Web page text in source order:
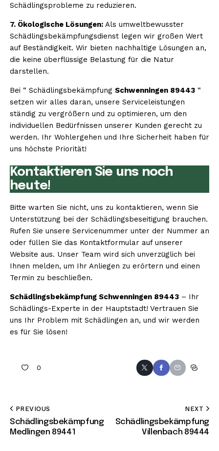
Schädlingsprobleme zu reduzieren.
7. Ökologische Lösungen: Als umweltbewusster
Schädlingsbekämpfungsdienst legen wir großen Wert
auf Beständigkeit. Wir bieten nachhaltige Lösungen an,
die keine überflüssige Belastung für die Natur
darstellen.
Bei “ Schädlingsbekämpfung Schwenningen 89443 “
setzen wir alles daran, unsere Serviceleistungen
ständig zu vergrößern und zu optimieren, um den
individuellen Bedürfnissen unserer Kunden gerecht zu
werden. Ihr Wohlergehen und Ihre Sicherheit haben für
uns höchste Priorität!
Kontaktieren Sie uns noch
heute!
Bitte warten Sie nicht, uns zu kontaktieren, wenn Sie
Unterstützung bei der Schädlingsbeseitigung brauchen.
Rufen Sie unsere Servicenummer unter der Nummer an
oder füllen Sie das Kontaktformular auf unserer
Website aus. Unser Team wird sich unverzüglich bei
Ihnen melden, um Ihr Anliegen zu erörtern und einen
Termin zu beschließen.
Schädlingsbekämpfung Schwenningen 89443 – Ihr
Schädlings-Experte in der Hauptstadt! Vertrauen Sie
uns Ihr Problem mit Schädlingen an, und wir werden
es für Sie lösen!
0
PREVIOUS
Schädlingsbekämpfung
Medlingen 89441
NEXT
Schädlingsbekämpfung
Villenbach 89444